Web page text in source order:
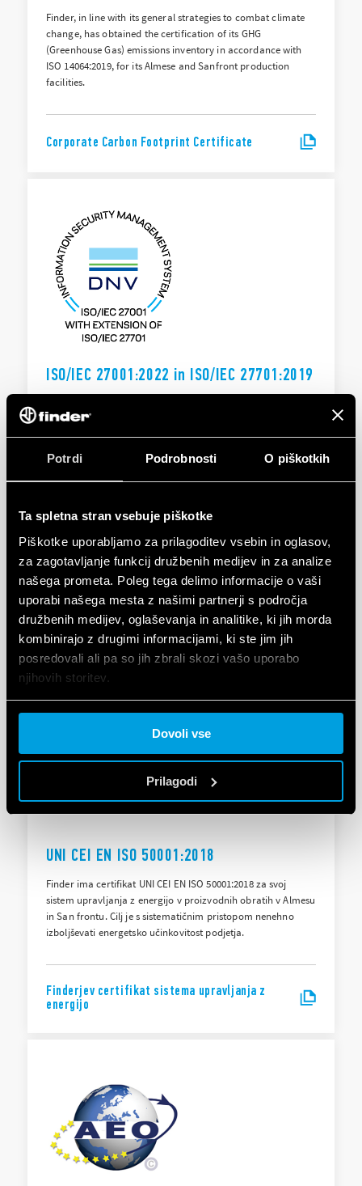
Potrdi Podrobnosti O piškotkih
Ta spletna stran vsebuje piškotke
Piškotke uporabljamo za prilagoditev vsebin in oglasov,
za zagotavljanje funkcij družbenih medijev in za analize
našega prometa. Poleg tega delimo informacije o vaši
uporabi našega mesta z našimi partnerji s področja
družbenih medijev, oglaševanja in analitike, ki jih morda
kombinirajo z drugimi informacijami, ki ste jim jih
posredovali ali pa so jih zbrali skozi vašo uporabo
njihovih storitev.
Cookie policy.
Dovoli vse
Prilagodi
Finder, in line with its general strategies to combat climate
change, has obtained the certification of its GHG
(Greenhouse Gas) emissions inventory in accordance with
ISO 14064:2019, for its Almese and Sanfront production
facilities.
Corporate Carbon Footprint Certificate
ISO/IEC 27001:2022 in ISO/IEC 27701:2019
informacij (ISMS) v skladu s standardom ISO/IEC 27001, s
čimer zagotavlja zaščito podatkov podjetja in občutljivih
informacij z naprednimi organizacijskimi in tehničnimi
postopki. Prav tako je podjetje uvedlo sistem upravljanja
zasebnosti (PIMS) v skladu s standardom ISO/IEC 27701, s
predpisi o zasebnosti. Ti certifikati dokazujejo zavezanost
informacij, kar krepi zaupanje strank, poslovnih partnerjev
in deležnikov.
Certifikat sistema upravljanja varovanja
informacij (ISMS) in sistema upravljanja
informacij o zasebnosti (PIMS)
UNI CEI EN ISO 50001:2018
Finder ima certifikat UNI CEI EN ISO 50001:2018 za svoj
sistem upravljanja z energijo v proizvodnih obratih v Almesu
in San frontu. Cilj je s sistematičnim pristopom nenehno
izboljševati energetsko učinkovitost podjetja.
Finderjev certifikat sistema upravljanja z
energijo